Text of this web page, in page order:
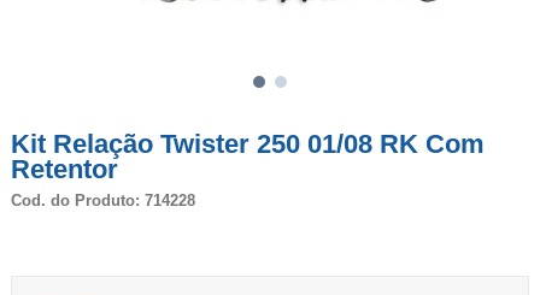
Kit Relação Twister 250 01/08 RK Com
Retentor
Cod. do Produto: 714228